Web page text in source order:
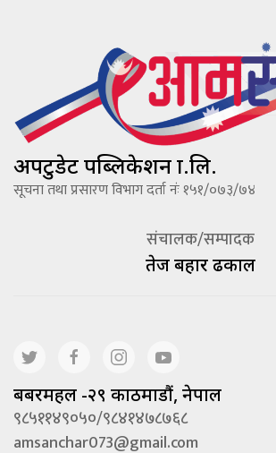
अपटुडेट पब्लिकेशन प्रा.लि.
सूचना तथा प्रसारण विभाग दर्ता नंः १५१/०७३/७४
संचालक/सम्पादक
तेज बहादूर ढकाल
बबरमहल -२९ काठमाडौं, नेपाल
९८५११४९०५०/९८४१४७८७६८
amsanchar073@gmail.com